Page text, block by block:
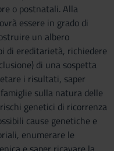
o postnatali. Alla
essere in grado di
un albero
di ereditarietà, richiedere
di una sospetta
i risultati, saper
sulla natura delle
genetici di ricorrenza
cause genetiche e
enumerare le